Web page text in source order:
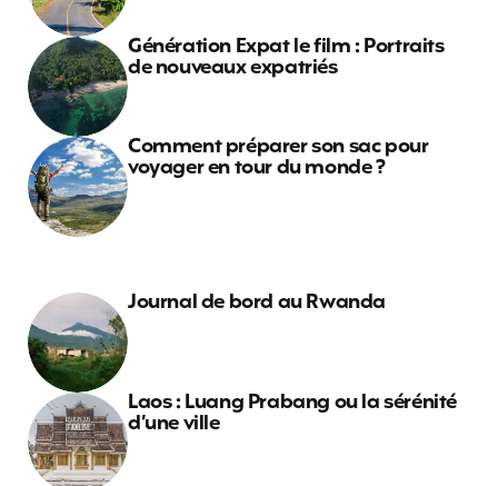
Génération Expat le film : Portraits
de nouveaux expatriés
Comment préparer son sac pour
voyager en tour du monde ?
Journal de bord au Rwanda
Laos : Luang Prabang ou la sérénité
d’une ville